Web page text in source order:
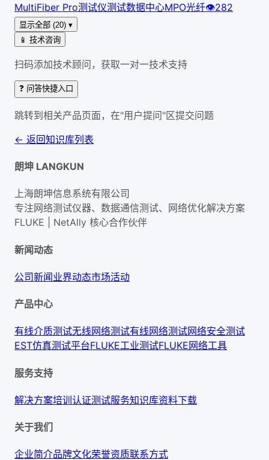
MultiFiber Pro测试仪测试数据中心MPO光纤👁282
显示全部 (20) ▾
📱 技术咨询
扫码添加技术顾问，获取一对一技术支持
❓ 问答快捷入口
跳转到相关产品页面，在"用户提问"区提交问题
← 返回知识库列表
朗坤 LANGKUN
上海朗坤信息系统有限公司
专注网络测试仪器、数据通信测试、网络优化解决方案
FLUKE | NetAlly 核心合作伙伴
新闻动态
公司新闻业界动态市场活动
产品中心
有线介质测试无线网络测试有线网络测试网络安全测试
EST仿真测试平台FLUKE工业测试FLUKE网络工具
服务支持
解决方案培训认证测试服务知识库资料下载
关于我们
企业简介品牌文化荣誉资质联系方式